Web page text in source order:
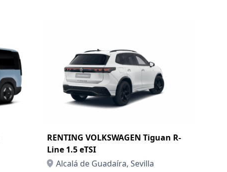
RENTING VOLKSWAGEN Tiguan R-
Line 1.5 eTSI
Alcalá de Guadaíra, Sevilla